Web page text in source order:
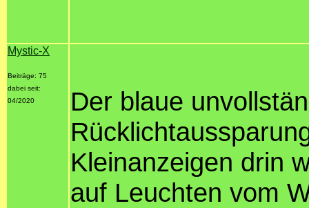
Mystic-X
Beiträge: 75
dabei seit:
04/2020
Der blaue
Kleinanzeigen drin
auf Leuchten vom